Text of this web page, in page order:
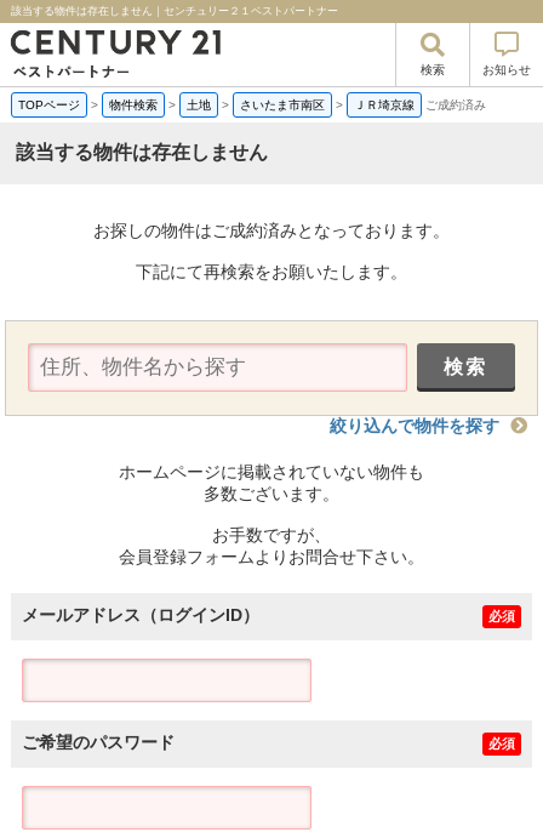
該当する物件は存在しません｜センチュリー２１ベストパートナー
検索 お知らせ
TOPページ > 物件検索 > 土地 > さいたま市南区 > ＪＲ埼京線 ご成約済み
該当する物件は存在しません
お探しの物件はご成約済みとなっております。
下記にて再検索をお願いたします。
絞り込んで物件を探す
ホームページに掲載されていない物件も
多数ございます。
お手数ですが、
会員登録フォームよりお問合せ下さい。
メールアドレス（ログインID） 必須
ご希望のパスワード 必須